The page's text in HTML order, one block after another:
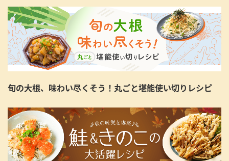
旬の大根、味わい尽くそう！丸ごと堪能使い切りレシピ